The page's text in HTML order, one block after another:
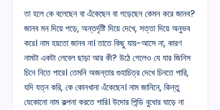
তা হলে কে বলেছেন বা এঁকেছেন বা গড়েছেন কেমন করে জানব?
জানব মন দিয়ে পড়ে, অন্তর্দৃষ্টি দিয়ে দেখে, সত্তা দিয়ে অনুভব
করে। নাম হয়তো জানব না। তাতে কিছু যায়-আসে না, কারণ
নামটা একটা লেবেল ছাড়া আর কী? উঠে গেলেও যে যার জিনিস
চিনে নিতে পারে। তেমনি অজন্তার গুহাচিত্র দেখে চিনতে পারি,
যদি যত্ন করি, কে কোনখানা এঁকেছেন। নাম জানিনে, কিন্তু
যেকোনো নাম কল্পনা করতে পারি। উদোর পিন্ডি বুধোর ঘাড়ে না